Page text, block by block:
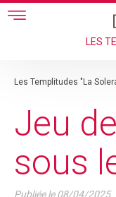
Skip to main content
LES
Les Templitudes "La
Jeu
sous
Publiée le08/04/2025